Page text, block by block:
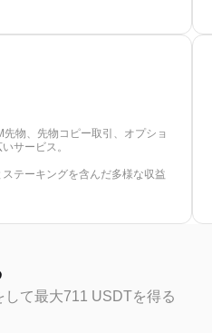
物、先物コピー取引、オプショ
サービス。
テーキングを含んだ多様な収益
て最大711 USDTを得る